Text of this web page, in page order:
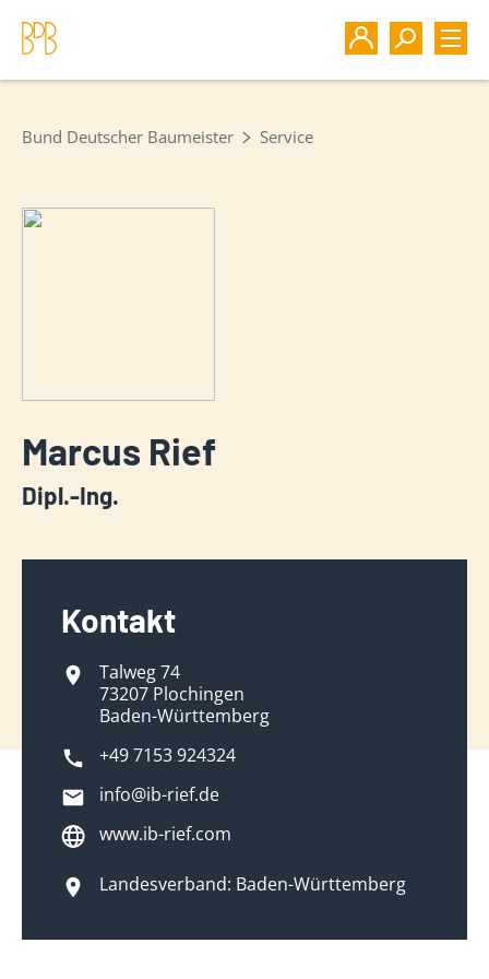
Bund Deutscher Baumeister Service
Marcus Rief
Dipl.-Ing.
Kontakt
Talweg 74
73207 Plochingen
Baden-Württemberg
+49 7153 924324
info@ib-rief.de
www.ib-rief.com
Landesverband: Baden-Württemberg